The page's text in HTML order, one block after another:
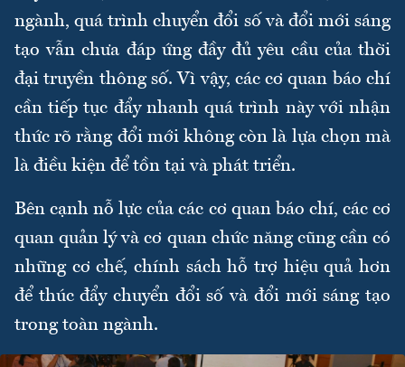
ngành, quá trình chuyển đổi số và đổi mới sáng
tạo vẫn chưa đáp ứng đầy đủ yêu cầu của thời
đại truyền thông số. Vì vậy, các cơ quan báo chí
cần tiếp tục đẩy nhanh quá trình này với nhận
thức rõ rằng đổi mới không còn là lựa chọn mà
là điều kiện để tồn tại và phát triển.
Bên cạnh nỗ lực của các cơ quan báo chí, các cơ
quan quản lý và cơ quan chức năng cũng cần có
những cơ chế, chính sách hỗ trợ hiệu quả hơn
để thúc đẩy chuyển đổi số và đổi mới sáng tạo
trong toàn ngành.